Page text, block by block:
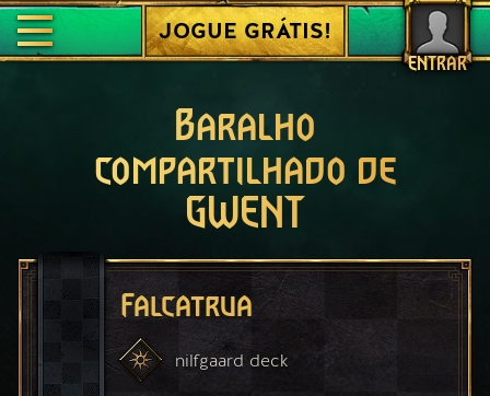
ENTRAR
JOGUE GRÁTIS!
Baralho
compartilhado de
GWENT
Falcatrua
nilfgaard deck